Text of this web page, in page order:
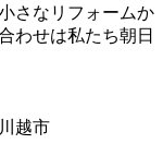
さなリフォームか
わせは私たち朝日
越市